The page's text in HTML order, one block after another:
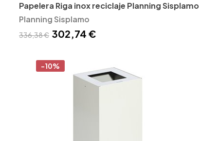
Papelera Riga inox reciclaje Planning Sisplamo
Planning Sisplamo
336,38 € 302,74 €
-10%